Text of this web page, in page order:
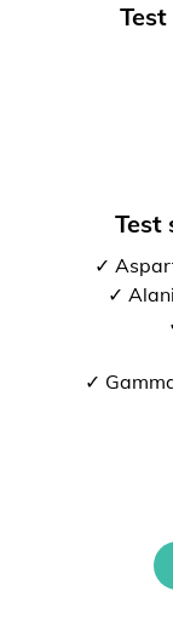
Test
✓
✓
✓